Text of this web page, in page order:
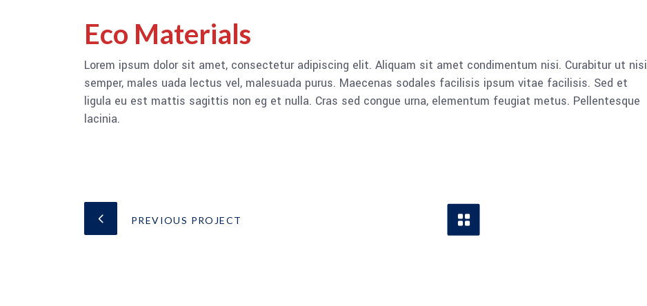
Eco Materials
Lorem ipsum dolor sit amet, consectetur adipiscing elit. Aliquam sit amet condimentum nisi. Curabitur ut nisi
semper, males uada lectus vel, malesuada purus. Maecenas sodales facilisis ipsum vitae facilisis. Sed et
ligula eu est mattis sagittis non eg et nulla. Cras sed congue urna, elementum feugiat metus. Pellentesque
lacinia.
PREVIOUS PROJECT